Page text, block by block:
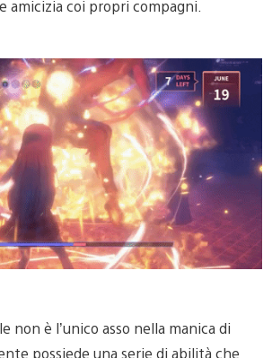
amicizia coi propri compagni.
non è l’unico asso nella manica di
possiede una serie di abilità che